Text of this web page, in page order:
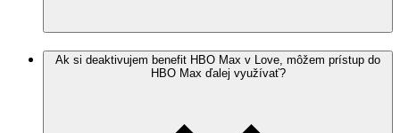
Ak si deaktivujem benefit HBO Max v Love, môžem prístup do
HBO Max ďalej využívať?